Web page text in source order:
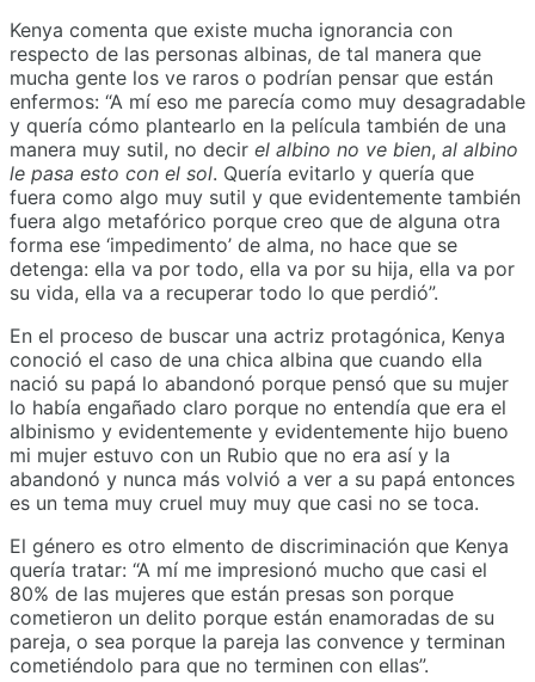
Kenya comenta que existe mucha ignorancia con
respecto de las personas albinas, de tal manera que
mucha gente los ve raros o podrían pensar que están
enfermos: “A mí eso me parecía como muy desagradable
y quería cómo plantearlo en la película también de una
manera muy sutil, no decir el albino no ve bien, al albino
le pasa esto con el sol. Quería evitarlo y quería que
fuera como algo muy sutil y que evidentemente también
fuera algo metafórico porque creo que de alguna otra
forma ese ‘impedimento’ de alma, no hace que se
detenga: ella va por todo, ella va por su hija, ella va por
su vida, ella va a recuperar todo lo que perdió”.
En el proceso de buscar una actriz protagónica, Kenya
conoció el caso de una chica albina que cuando ella
nació su papá lo abandonó porque pensó que su mujer
lo había engañado claro porque no entendía que era el
albinismo y evidentemente y evidentemente hijo bueno
mi mujer estuvo con un Rubio que no era así y la
abandonó y nunca más volvió a ver a su papá entonces
es un tema muy cruel muy muy que casi no se toca.
El género es otro elmento de discriminación que Kenya
quería tratar: “A mí me impresionó mucho que casi el
80% de las mujeres que están presas son porque
cometieron un delito porque están enamoradas de su
pareja, o sea porque la pareja las convence y terminan
cometiéndolo para que no terminen con ellas”.